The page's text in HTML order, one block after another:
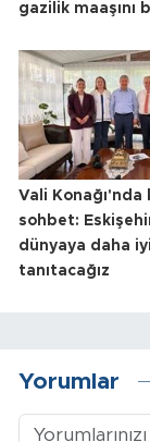
gazilik maaşını
Vali Konağı'nda
sohbet:
dünyaya daha iyi
tanıtacağız
Yorumlar